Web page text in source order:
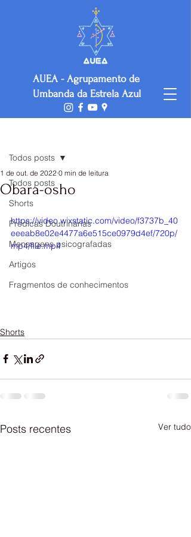
AUEA - Agrupamento de
Umbanda da Estrela Azul
Todos posts
Shorts
Prédicas Doutrinárias
Mensagens psicografadas
Artigos
Fragmentos de conhecimentos
Todos posts
Obara-osho
1 de out. de 2022 0 min de leitura
https://video.wixstatic.com/video/f3737b_40
eeeab8e02e4477a6e515ce0979d4ef/720p/
mp4/file.mp4
Shorts
Posts recentes Ver tudo